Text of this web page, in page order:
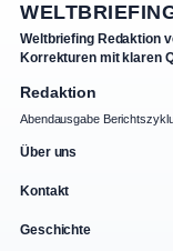
Weltbriefing Redaktion
Korrekturen mit klaren
Redaktion
Abendausgabe
Über uns
Kontakt
Geschichte